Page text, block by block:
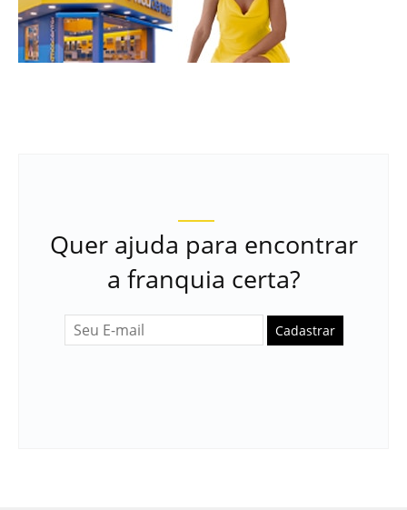
Quer ajuda para encontrar
a franquia certa?
Cadastrar